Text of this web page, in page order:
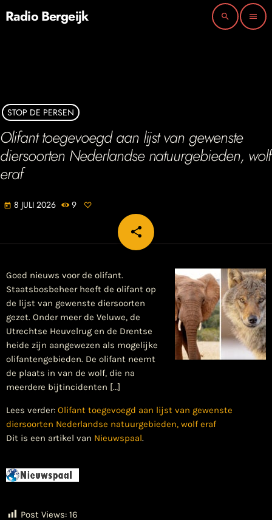
Radio Bergeijk search menu
STOP DE PERSEN
Olifant toegevoegd aan lijst van gewenste
diersoorten Nederlandse natuurgebieden, wolf
eraf
today 8 JULI 2026 9
share
email
Goed nieuws voor de olifant.
Staatsbosbeheer heeft de olifant op
de lijst van gewenste diersoorten
gezet. Onder meer de Veluwe, de
Utrechtse Heuvelrug en de Drentse
heide zijn aangewezen als mogelijke
olifantengebieden. De olifant neemt
de plaats in van de wolf, die na
meerdere bijtincidenten […]
Lees verder: Olifant toegevoegd aan lijst van gewenste
diersoorten Nederlandse natuurgebieden, wolf eraf
Dit is een artikel van Nieuwspaal.
Post Views: 16